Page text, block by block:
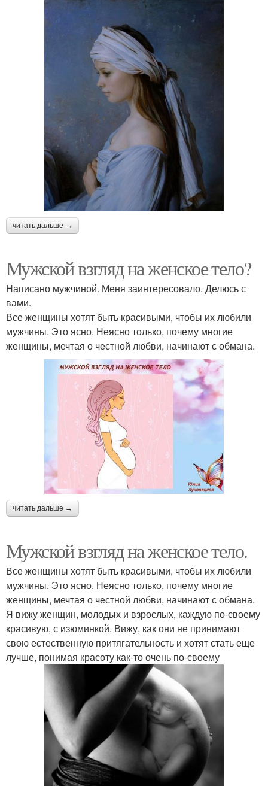
читать дальше →
Мужской взгляд на женское тело?
Написано мужчиной. Меня заинтересовало. Делюсь с
вами.
Все женщины хотят быть красивыми, чтобы их любили
мужчины. Это ясно. Неясно только, почему многие
женщины, мечтая о честной любви, начинают с обмана.
читать дальше →
Мужской взгляд на женское тело.
Все женщины хотят быть красивыми, чтобы их любили
мужчины. Это ясно. Неясно только, почему многие
женщины, мечтая о честной любви, начинают с обмана.
Я вижу женщин, молодых и взрослых, каждую по-своему
красивую, с изюминкой. Вижу, как они не принимают
свою естественную притягательность и хотят стать еще
лучше, понимая красоту как-то очень по-своему